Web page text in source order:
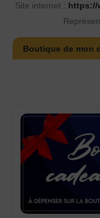
Site internet : https://
Boutique de mon